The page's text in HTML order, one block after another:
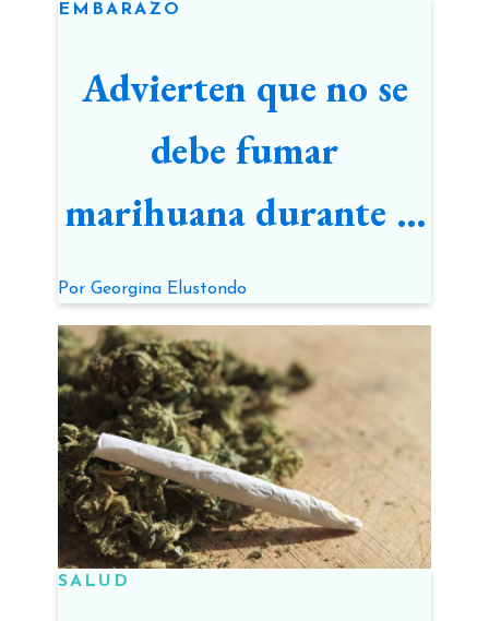
EMBARAZO
Advierten que no se
debe fumar
marihuana durante el
embarazo y la
lactancia
Por Georgina Elustondo
SALUD